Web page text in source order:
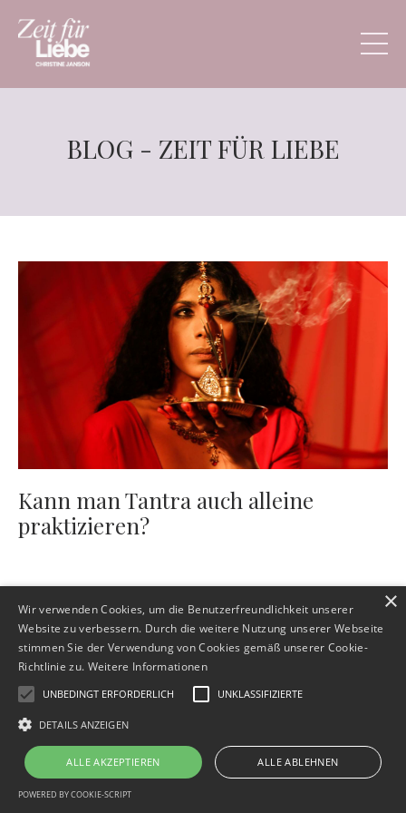
BLOG - ZEIT FÜR LIEBE
Kann man Tantra auch alleine
praktizieren?
Impressum Datenschutz AGB
Widerrufsbelehrung
© 2026 Christine Janson - Intimitätscoaching für Beziehung, Sinnlichkeit und
persönliche Entwicklung
Wir verwenden Cookies, um die Benutzerfreundlichkeit unserer
Website zu verbessern. Durch die weitere Nutzung unserer Webseite
stimmen Sie der Verwendung von Cookies gemäß unserer Cookie-
Richtlinie zu. Weitere Informationen
UNBEDINGT ERFORDERLICH UNKLASSIFIZIERTE
DETAILS ANZEIGEN
ALLE AKZEPTIEREN ALLE ABLEHNEN
POWERED BY COOKIE-SCRIPT
×